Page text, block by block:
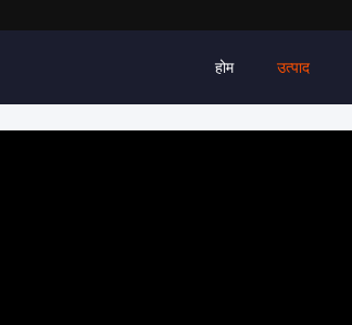
होम उत्पाद